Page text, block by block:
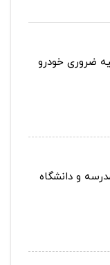
ضروری خودرو
و دانشگاه